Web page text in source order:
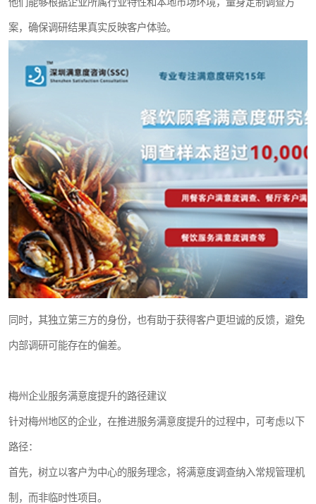
案，确保调研结果真实反映客户体验。
同时，其独立第三方的身份，也有助于获得客户更坦诚的反馈，避免
内部调研可能存在的偏差。
梅州企业服务满意度提升的路径建议
针对梅州地区的企业，在推进服务满意度提升的过程中，可考虑以下
路径：
首先，树立以客户为中心的服务理念，将满意度调查纳入常规管理机
制，而非临时性项目。